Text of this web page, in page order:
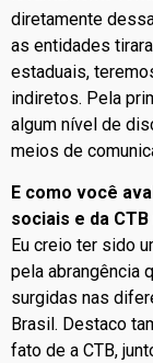
diretamente
as entidades
estaduais,
indiretos. Pela
algum nível de
meios de
E como você
sociais e da
Eu creio ter sido
pela abrangência
surgidas nas
Brasil. Destaco
fato de a CTB,